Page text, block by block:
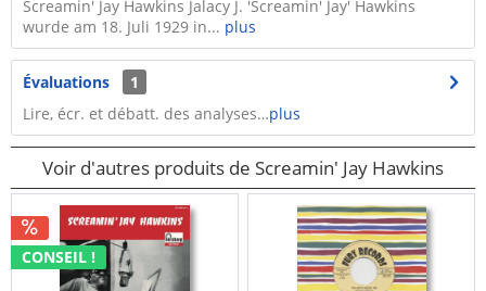
Screamin' Jay Hawkins Jalacy J. 'Screamin' Jay' Hawkins
wurde am 18. Juli 1929 in... plus
Évaluations
1
Lire, écr. et débatt. des analyses…plus
Voir d'autres produits de Screamin' Jay Hawkins
CONSEIL !